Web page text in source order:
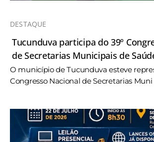
DESTAQUE
Tucunduva participa do 39º
de Secretarias Municipais de
O município de Tucunduva esteve
Congresso Nacional de Secretarias Muni